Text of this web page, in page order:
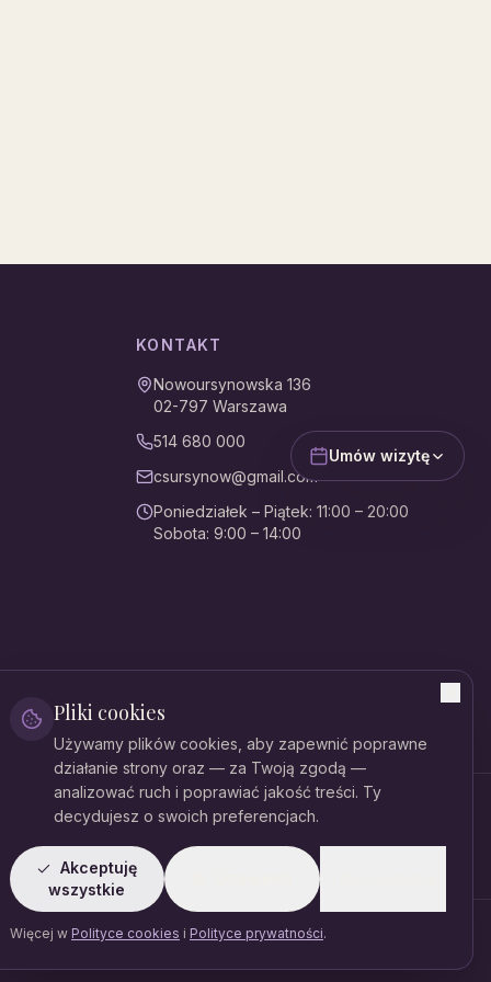
KONTAKT
Nowoursynowska 136
02-797 Warszawa
514 680 000
csursynow@gmail.com
Poniedziałek – Piątek: 11:00 – 20:00
Sobota: 9:00 – 14:00
Dane rejestrowe
Polityka prywatnościCookiesRegulamin organizacyjny
Pliki cookies
Używamy plików cookies, aby zapewnić poprawne
działanie strony oraz — za Twoją zgodą —
analizować ruch i poprawiać jakość treści. Ty
decydujesz o swoich preferencjach.
Akceptuję
wszystkie
Więcej w Polityce cookies i Polityce prywatności.
Umów wizytę